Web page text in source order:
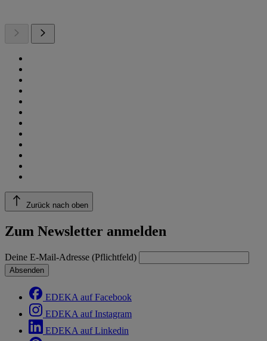
Zurück nach oben
Zum Newsletter anmelden
Deine E-Mail-Adresse (Pflichtfeld)
Absenden
EDEKA auf Facebook
EDEKA auf Instagram
EDEKA auf Linkedin